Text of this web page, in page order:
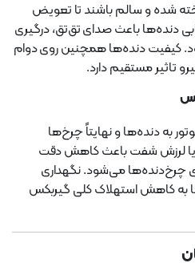
شده و سالم باشند تا تعویض
دنده‌ها باعث صدای تق‌تق، درگیری
کیفیت دنده‌ها همچنین روی دوام
تاثیر مستقیم دارد.
به دنده‌ها و نهایتاً چرخ‌ها
یا لرزش شفت باعث کاهش دقت
چرخ‌دنده‌ها می‌شود. نگهداری
کاهش استهلاک کلی گیربکس